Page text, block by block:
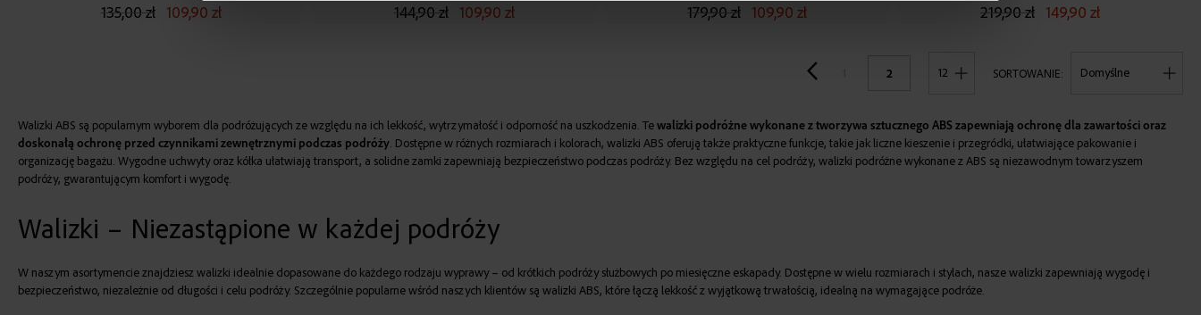
109,90 zł
135,00 zł
109,90 zł
144,90 zł
109,90 zł
179,90 zł
149,90 zł
219,90 zł
2 SORTOWANIE
Walizki ABS są popularnym wyborem dla podróżujących ze względu na ich lekkość, wytrzymałość i odporność na uszkodzenia. Tewalizki podróżne wykonane z tworzywa sztucznego ABS zapewniają ochronę dla zawartości oraz
doskonałą ochronę przed czynnikami zewnętrznymi podczas podróży. Dostępne w różnych rozmiarach i kolorach, walizki ABS oferują także praktyczne funkcje, takie jak liczne kieszenie i przegródki, ułatwiające pakowanie i
organizację bagażu. Wygodne uchwyty oraz kółka ułatwiają transport, a solidne zamki zapewniają bezpieczeństwo podczas podróży. Bez względu na cel podróży, walizki podróżne wykonane z ABS są niezawodnym towarzyszem
podróży, gwarantującym komfort i wygodę.
Walizki – Niezastąpione w każdej podróży
W naszym asortymencie znajdziesz walizki idealnie dopasowane do każdego rodzaju wyprawy – od krótkich podróży służbowych po miesięczne eskapady. Dostępne w wielu rozmiarach i stylach, nasze walizki zapewniają wygodę i
bezpieczeństwo, niezależnie od długości i celu podróży. Szczególnie popularne wśród naszych klientów są walizki ABS, które łączą lekkość z wyjątkową trwałością, idealną na wymagające podróże.